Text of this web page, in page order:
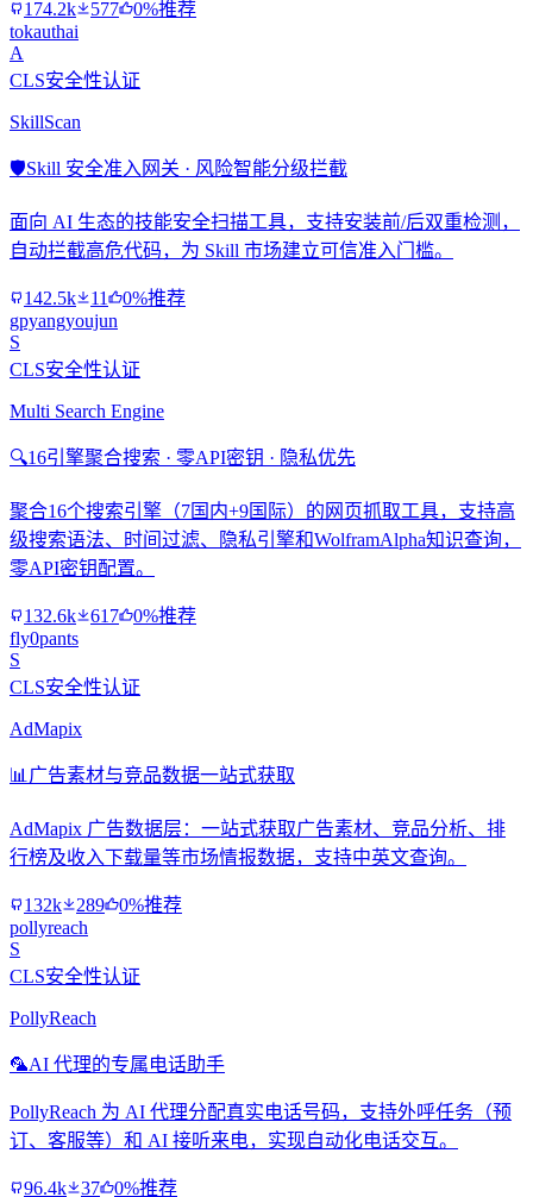
174.2k 577
0%推荐
tokauthai
A
CLS安全性认证
SkillScan
🛡️Skill 安全准入网关 · 风险智能分级拦截
面向 AI 生态的技能安全扫描工具，支持安装前/后双重检测，
自动拦截高危代码，为 Skill 市场建立可信准入门槛。
142.5k 11
0%推荐
gpyangyoujun
S
CLS安全性认证
Multi Search Engine
🔍16引擎聚合搜索 · 零API密钥 · 隐私优先
聚合16个搜索引擎（7国内+9国际）的网页抓取工具，支持高
级搜索语法、时间过滤、隐私引擎和WolframAlpha知识查询，
零API密钥配置。
132.6k 617
0%推荐
fly0pants
S
CLS安全性认证
AdMapix
📊 广告素材与竞品数据一站式获取
AdMapix 广告数据层：一站式获取广告素材、竞品分析、排
行榜及收入下载量等市场情报数据，支持中英文查询。
132k 289
0%推荐
pollyreach
S
CLS安全性认证
PollyReach
🦜AI 代理的专属电话助手
PollyReach 为 AI 代理分配真实电话号码，支持外呼任务（预
订、客服等）和 AI 接听来电，实现自动化电话交互。
96.4k 37 0%推荐